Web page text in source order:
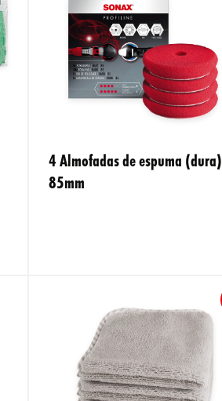
4 Almofadas de espuma (dura)
85mm